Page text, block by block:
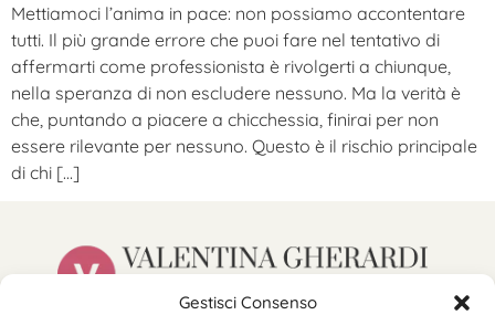
Gestisci Consenso
Mettiamoci l’anima in pace: non possiamo accontentare
tutti. Il più grande errore che puoi fare nel tentativo di
affermarti come professionista è rivolgerti a chiunque,
nella speranza di non escludere nessuno. Ma la verità è
che, puntando a piacere a chicchessia, finirai per non
essere rilevante per nessuno. Questo è il rischio principale
di chi […]